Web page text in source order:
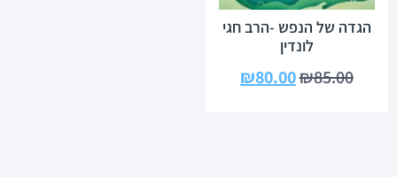
הגדה של הנפש -הרב חגי
לונדין
₪85.00
₪80.00